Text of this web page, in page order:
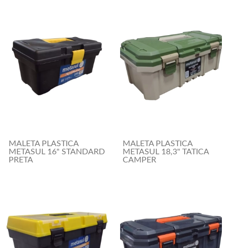
MALETA PLASTICA
METASUL 16" STANDARD
PRETA
MALETA PLASTICA
METASUL 18,3" TATICA
CAMPER